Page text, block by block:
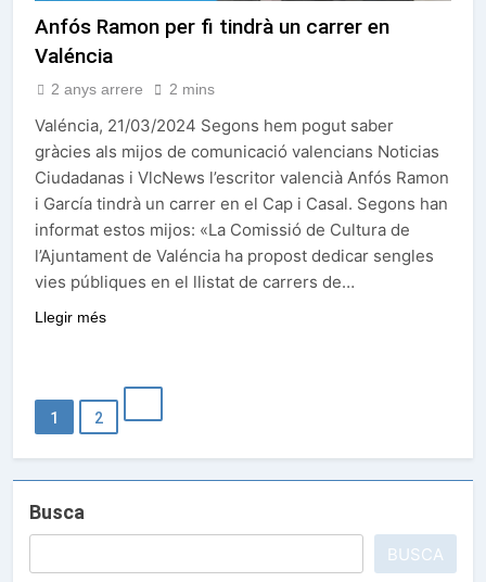
Anfós Ramon per fi tindrà un carrer en
Valéncia
2 anys arrere 2 mins
Valéncia, 21/03/2024 Segons hem pogut saber
gràcies als mijos de comunicació valencians Noticias
Ciudadanas i VlcNews l’escritor valencià Anfós Ramon
i García tindrà un carrer en el Cap i Casal. Segons han
informat estos mijos: «La Comissió de Cultura de
l’Ajuntament de Valéncia ha propost dedicar sengles
vies públiques en el llistat de carrers de…
Llegir més
1 2
Busca
BUSCA